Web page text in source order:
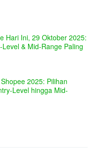
Hari Ini, 29 Oktober 2025:
& Mid-Range Paling
2025: Pilihan
Level hingga Mid-